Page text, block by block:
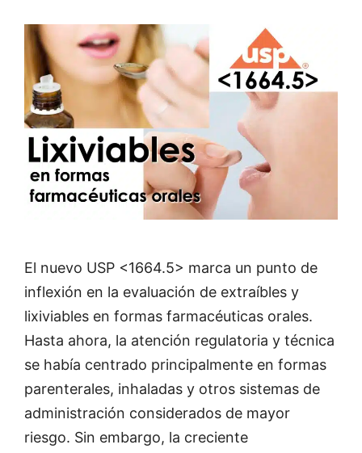
El nuevo USP <1664.5> marca un punto de
inflexión en la evaluación de extraíbles y
lixiviables en formas farmacéuticas orales.
Hasta ahora, la atención regulatoria y técnica
se había centrado principalmente en formas
parenterales, inhaladas y otros sistemas de
administración considerados de mayor
riesgo. Sin embargo, la creciente